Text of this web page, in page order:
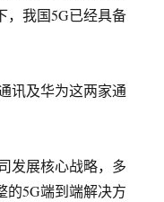
，我国5G已经具备
讯及华为这两家通
发展核心战略，多
的5G端到端解决方